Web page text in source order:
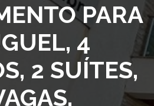
PARA
4
2 SUÍTES,